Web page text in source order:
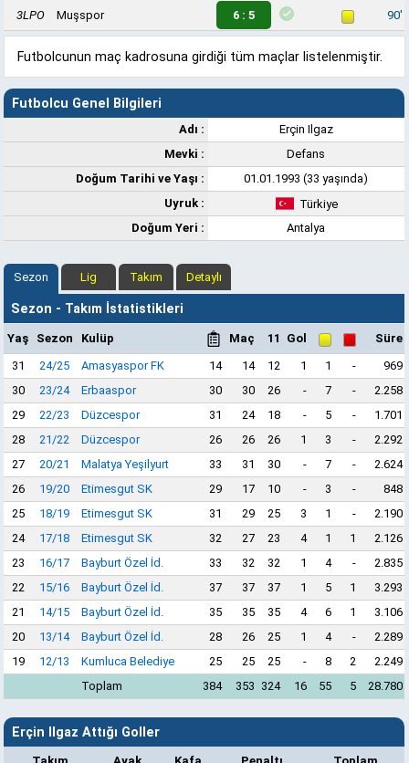
3LPO Muşspor 6 : 5 90'
Futbolcunun maç kadrosuna girdiği tüm maçlar listelenmiştir.
Futbolcu Genel Bilgileri
Adı :
Erçin Ilgaz
Mevki :
Defans
Doğum Tarihi ve Yaşı :
01.01.1993 (33 yaşında)
Uyruk :
Türkiye
Doğum Yeri :
Antalya
Sezon Lig Takım Detaylı
Sezon - Takım İstatistikleri
Yaş Sezon Kulüp Maç 11 Gol
Süre
31
24/25 Amasyaspor FK 14 14 12 1 1 -
969
30
23/24 Erbaaspor 30 30 26 - 7 -
2.258
29
22/23 Düzcespor 31 24 18 - 5 -
1.701
28
21/22 Düzcespor 26 26 26 1 3 -
2.292
27
20/21 Malatya Yeşilyurt 33 31 30 - 7 -
2.624
26
19/20 Etimesgut SK 29 17 10 - 3 -
848
25
18/19 Etimesgut SK 31 29 25 3 1 -
2.190
24
17/18 Etimesgut SK 32 27 23 4 1 1
2.126
23
16/17 Bayburt Özel İd. 33 32 32 1 4 -
2.835
22
15/16 Bayburt Özel İd. 37 37 37 1 5 1
3.293
21
14/15 Bayburt Özel İd. 35 35 35 4 6 1
3.106
20
13/14 Bayburt Özel İd. 28 26 25 1 4 -
2.289
19
12/13 Kumluca Belediye 25 25 25 - 8 2
2.249
Toplam
384 353 324 16 55 5 28.780
Erçin Ilgaz Attığı Goller